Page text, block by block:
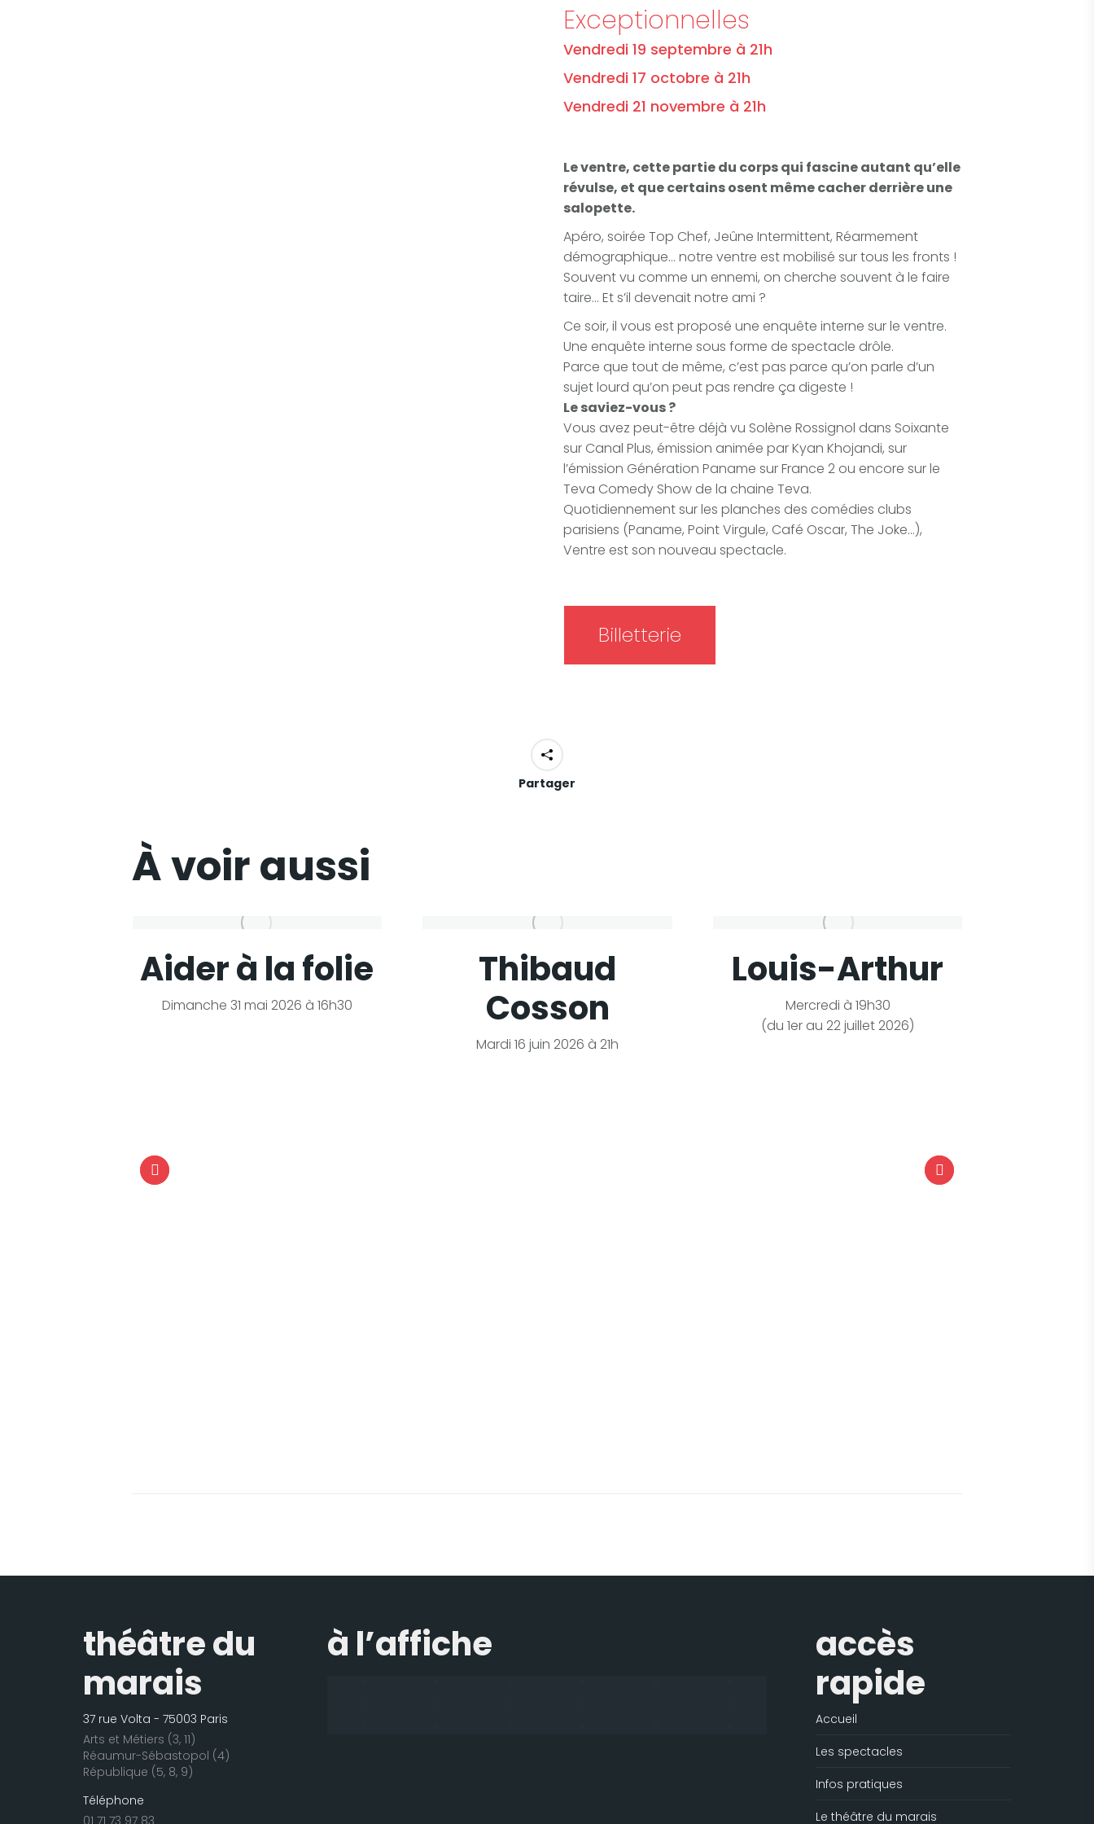
Exceptionnelles
Vendredi 19 septembre à 21h
Vendredi 17 octobre à 21h
Vendredi 21 novembre à 21h
Le ventre, cette partie du corps qui fascine autant qu’elle
révulse, et que certains osent même cacher derrière une
salopette.
Apéro, soirée Top Chef, Jeûne Intermittent, Réarmement
démographique… notre ventre est mobilisé sur tous les fronts !
Souvent vu comme un ennemi, on cherche souvent à le faire
taire… Et s’il devenait notre ami ?
Ce soir, il vous est proposé une enquête interne sur le ventre.
Une enquête interne sous forme de spectacle drôle.
Parce que tout de même, c’est pas parce qu’on parle d’un
sujet lourd qu’on peut pas rendre ça digeste !
Le saviez-vous ?
Vous avez peut-être déjà vu Solène Rossignol dans Soixante
sur Canal Plus, émission animée par Kyan Khojandi, sur
l’émission Génération Paname sur France 2 ou encore sur le
Teva Comedy Show de la chaine Teva.
Quotidiennement sur les planches des comédies clubs
parisiens (Paname, Point Virgule, Café Oscar, The Joke…),
Ventre est son nouveau spectacle.
Billetterie
Partager
À voir aussi
Aider à la folie
Dimanche 31 mai 2026 à 16h30
Thibaud
Cosson
Mardi 16 juin 2026 à 21h
Louis-Arthur
Mercredi à 19h30
(du 1er au 22 juillet 2026)
théâtre du
marais
37 rue Volta - 75003 Paris
Arts et Métiers (3, 11)
Réaumur-Sébastopol (4)
République (5, 8, 9)
Téléphone
01 71 73 97 83
à l’affiche
accès
rapide
Accueil
Les spectacles
Infos pratiques
Le théâtre du marais